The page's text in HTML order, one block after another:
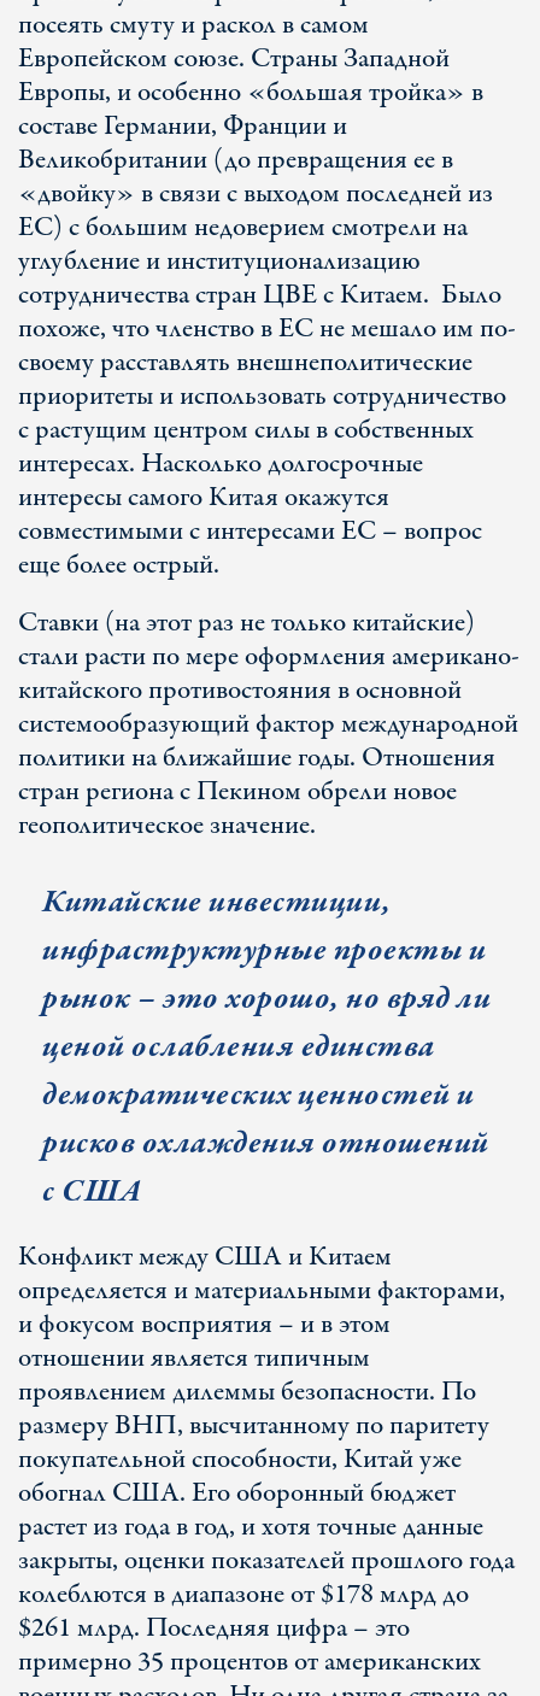
посеять смуту и раскол в самом
Европейском cоюзе. Страны Западной
Европы, и особенно «большая тройка» в
составе Германии, Франции и
Великобритании (до превращения ее в
«двойку» в связи с выходом последней из
ЕС) с большим недоверием смотрели на
углубление и институционализацию
сотрудничества стран ЦВЕ с Китаем. Было
похоже, что членство в ЕС не мешало им по-
своему расставлять внешнеполитические
приоритеты и использовать сотрудничество
с растущим центром силы в собственных
интересах. Насколько долгосрочные
интересы самого Китая окажутся
совместимыми с интересами ЕС – вопрос
еще более острый.
Ставки (на этот раз не только китайские)
стали расти по мере оформления американо-
китайского противостояния в основной
системообразующий фактор международной
политики на ближайшие годы. Отношения
стран региона с Пекином обрели новое
геополитическое значение.
Китайские инвестиции,
инфраструктурные проекты и
рынок – это хорошо, но вряд ли
ценой ослабления единства
демократических ценностей и
рисков охлаждения отношений
с США
Конфликт между США и Китаем
определяется и материальными факторами,
и фокусом восприятия – и в этом
отношении является типичным
проявлением дилеммы безопасности. По
размеру ВНП, высчитанному по паритету
покупательной способности, Китай уже
обогнал США. Его оборонный бюджет
растет из года в год, и хотя точные данные
закрыты, оценки показателей прошлого года
колеблются в диапазоне от $178 млрд до
$261 млрд. Последняя цифра – это
примерно 35 процентов от американских